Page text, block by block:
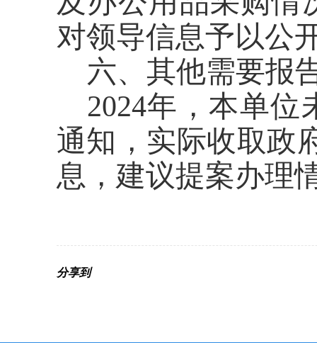
对领导信息予以公
六、其他需要报
2024年，本单
通知，实际收取政
息，建议提案办理
分享到